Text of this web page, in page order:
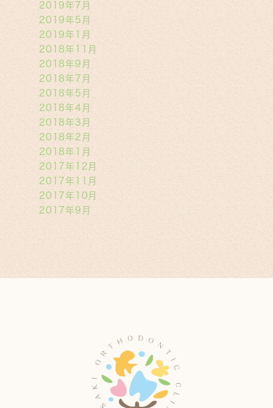
2019年7月
2019年5月
2019年1月
2018年11月
2018年9月
2018年7月
2018年5月
2018年4月
2018年3月
2018年2月
2018年1月
2017年12月
2017年11月
2017年10月
2017年9月